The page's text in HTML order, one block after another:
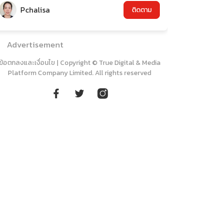
Pchalisa ติดตาม
Advertisement
ข้อตกลงและเงื่อนไข | Copyright © True Digital & Media
Platform Company Limited. All rights reserved